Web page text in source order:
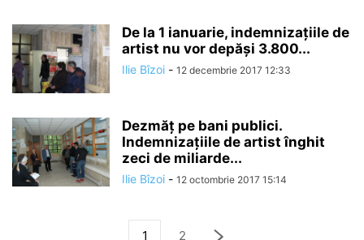
De la 1 ianuarie, indemnizaţiile de
artist nu vor depăşi 3.800...
Ilie Bîzoi - 12 decembrie 2017 12:33
Dezmăţ pe bani publici.
Indemnizațiile de artist înghit
zeci de miliarde...
Ilie Bîzoi - 12 octombrie 2017 15:14
1 2